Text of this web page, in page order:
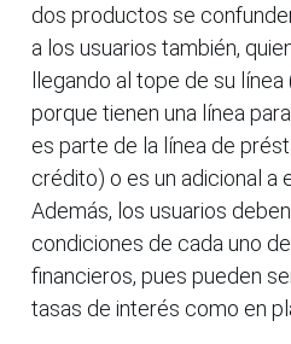
dos productos se
a los usuarios también,
llegando al tope de su
porque tienen una línea
es parte de la línea de
crédito) o es un adicional a
Además, los usuarios
condiciones de cada uno
financieros, pues pueden
tasas de interés como en